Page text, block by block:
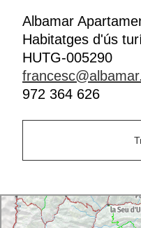
Albamar
Habitatges d'ús
HUTG-005290
972 364 626